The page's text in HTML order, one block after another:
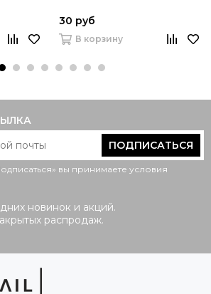
30 руб
В корзину
ПОДПИСАТЬСЯ
вы принимаете условия
новинок и акций.
распродаж.